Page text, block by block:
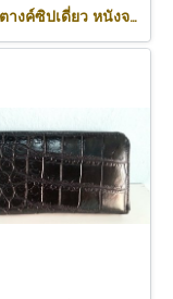
กระเป๋าสตางค์ซิปเดี่ยว หนังจระเข้แท้ สีน้ำตาล ส่วนท้อง #CRW467W-BR